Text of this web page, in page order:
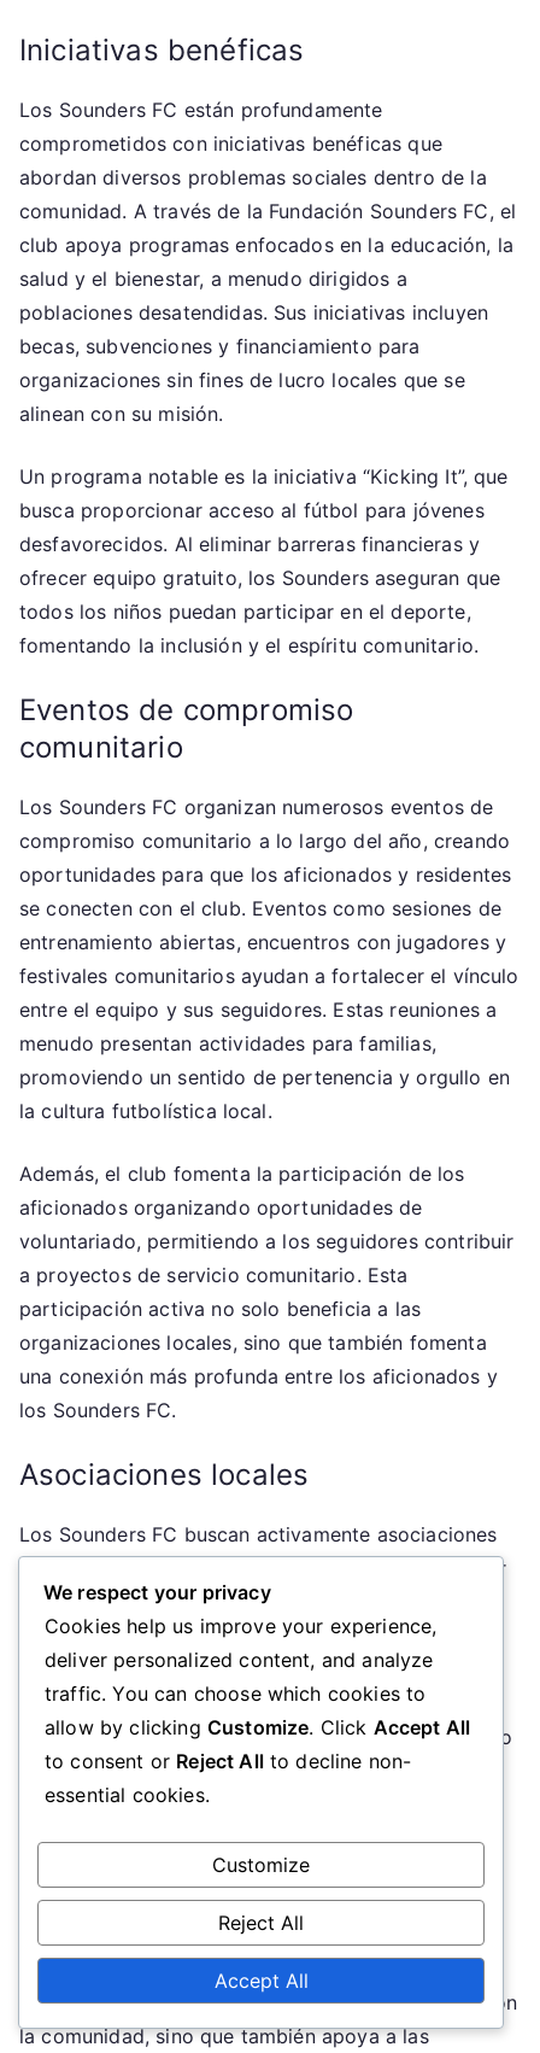
Iniciativas benéficas
Los Sounders FC están profundamente
comprometidos con iniciativas benéficas que
abordan diversos problemas sociales dentro de la
comunidad. A través de la Fundación Sounders FC, el
club apoya programas enfocados en la educación, la
salud y el bienestar, a menudo dirigidos a
poblaciones desatendidas. Sus iniciativas incluyen
becas, subvenciones y financiamiento para
organizaciones sin fines de lucro locales que se
alinean con su misión.
Un programa notable es la iniciativa “Kicking It”, que
busca proporcionar acceso al fútbol para jóvenes
desfavorecidos. Al eliminar barreras financieras y
ofrecer equipo gratuito, los Sounders aseguran que
todos los niños puedan participar en el deporte,
fomentando la inclusión y el espíritu comunitario.
Eventos de compromiso
comunitario
Los Sounders FC organizan numerosos eventos de
compromiso comunitario a lo largo del año, creando
oportunidades para que los aficionados y residentes
se conecten con el club. Eventos como sesiones de
entrenamiento abiertas, encuentros con jugadores y
festivales comunitarios ayudan a fortalecer el vínculo
entre el equipo y sus seguidores. Estas reuniones a
menudo presentan actividades para familias,
promoviendo un sentido de pertenencia y orgullo en
la cultura futbolística local.
Además, el club fomenta la participación de los
aficionados organizando oportunidades de
voluntariado, permitiendo a los seguidores contribuir
a proyectos de servicio comunitario. Esta
participación activa no solo beneficia a las
organizaciones locales, sino que también fomenta
una conexión más profunda entre los aficionados y
los Sounders FC.
Asociaciones locales
Los Sounders FC buscan activamente asociaciones
con negocios y organizaciones locales para mejorar
sus contribuciones a la comunidad. Las
colaboraciones con restaurantes, minoristas y
proveedores de servicios locales crean una red de
apoyo que beneficia tanto al club como a la
economía circundante. Estas asociaciones a menudo
resultan en promociones conjuntas, eventos de
recaudación de fondos y oportunidades de
patrocinio que elevan el compromiso comunitario.
Al priorizar las asociaciones locales, los Sounders
ayudan a estimular el crecimiento económico y a
crear una vibrante cultura futbolística en Seattle.
Este enfoque no solo fortalece los lazos del club con
la comunidad, sino que también apoya a las
We respect your privacy
Cookies help us improve your experience,
deliver personalized content, and analyze
traffic. You can choose which cookies to
allow by clicking Customize. Click Accept All
to consent or Reject Allto decline non-
essential cookies.
Customize
Reject All
Accept All